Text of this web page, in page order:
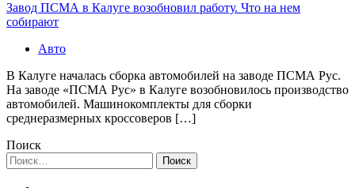
Завод ПСМА в Калуге возобновил работу. Что на нем
собирают
Авто
В Калуге началась сборка автомобилей на заводе ПСМА Рус.
На заводе «ПСМА Рус» в Калуге возобновилось производство
автомобилей. Машинокомплекты для сборки
среднеразмерных кроссоверов […]
Поиск
Найти: